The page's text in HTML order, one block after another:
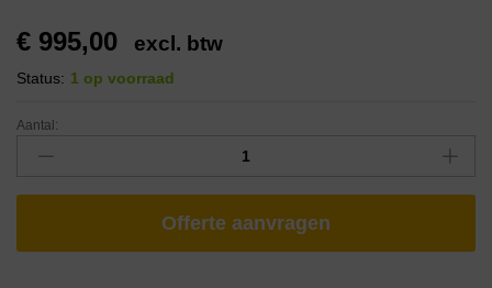
€ 995,00 excl. btw
Status: 1 op voorraad
Aantal:
Offerte aanvragen